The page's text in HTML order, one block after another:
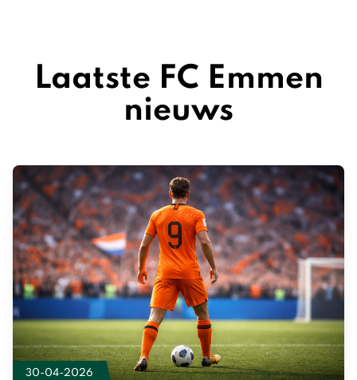
Laatste FC Emmen
nieuws
30-04-2026